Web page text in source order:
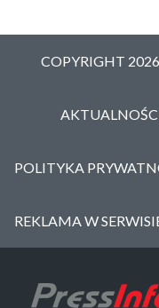
COPYRIGHT
POLITYKA
REKLAMA W